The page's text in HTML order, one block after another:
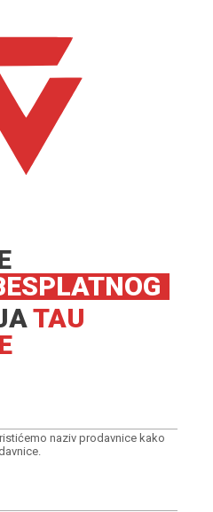
TAU
naziv prodavnice kako